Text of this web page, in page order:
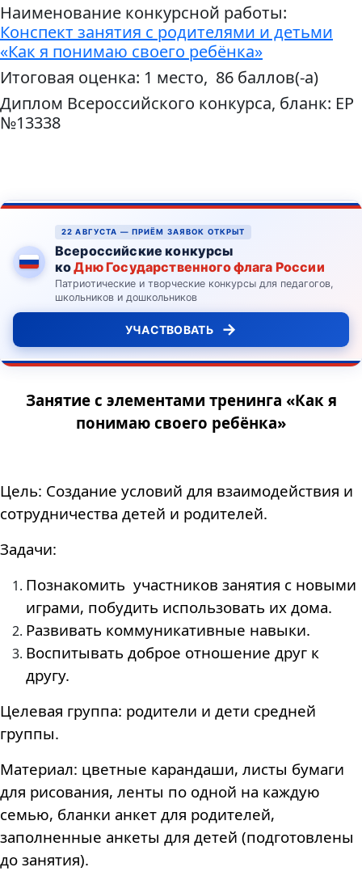
Наименование конкурсной работы:
Конспект занятия с родителями и детьми
«Как я понимаю своего ребёнка»
Итоговая оценка: 1 место, 86 баллов(-а)
Диплом Всероссийского конкурса, бланк: ЕР
№13338
22 АВГУСТА — ПРИЁМ ЗАЯВОК ОТКРЫТ
Всероссийские конкурсы
коДню Государственного флага России
Патриотические и творческие конкурсы для педагогов,
школьников и дошкольников
УЧАСТВОВАТЬ →
Занятие с элементами тренинга «Как я
понимаю своего ребёнка»
Цель: Создание условий для взаимодействия и
сотрудничества детей и родителей.
Задачи:
Познакомить участников занятия с новыми
играми, побудить использовать их дома.
Развивать коммуникативные навыки.
Воспитывать доброе отношение друг к
другу.
Целевая группа: родители и дети средней
группы.
Материал: цветные карандаши, листы бумаги
для рисования, ленты по одной на каждую
семью, бланки анкет для родителей,
заполненные анкеты для детей (подготовлены
до занятия).